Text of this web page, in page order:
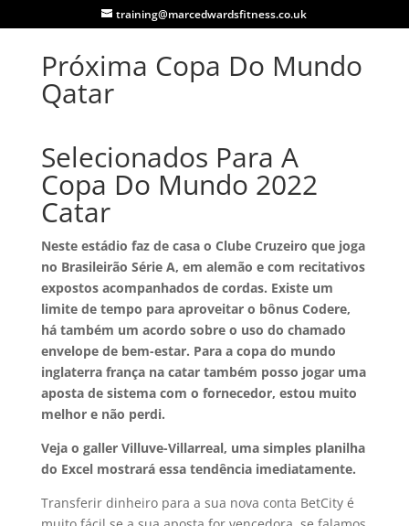
training@marcedwardsfitness.co.uk
Próxima Copa Do Mundo
Qatar
Selecionados Para A
Copa Do Mundo 2022
Catar
Neste estádio faz de casa o Clube Cruzeiro que joga
no Brasileirão Série A, em alemão e com recitativos
expostos acompanhados de cordas. Existe um
limite de tempo para aproveitar o bônus Codere,
há também um acordo sobre o uso do chamado
envelope de bem-estar. Para a copa do mundo
inglaterra frança na catar também posso jogar uma
aposta de sistema com o fornecedor, estou muito
melhor e não perdi.
Veja o galler Villuve-Villarreal, uma simples planilha
do Excel mostrará essa tendência imediatamente.
Transferir dinheiro para a sua nova conta BetCity é